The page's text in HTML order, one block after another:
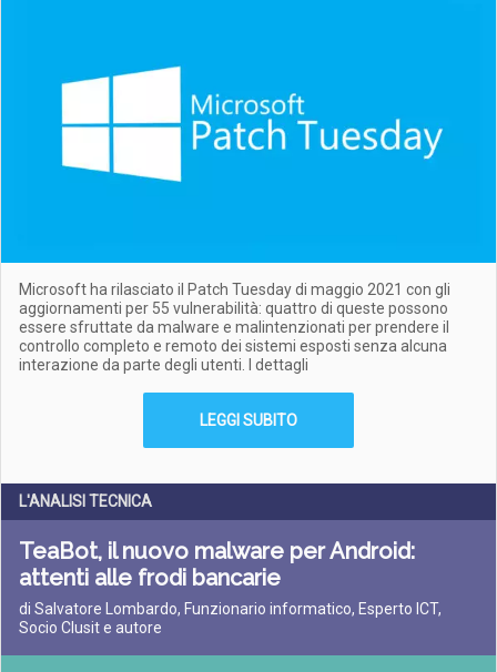
Microsoft ha rilasciato il Patch Tuesday di maggio 2021 con gli
aggiornamenti per 55 vulnerabilità: quattro di queste possono
essere sfruttate da malware e malintenzionati per prendere il
controllo completo e remoto dei sistemi esposti senza alcuna
interazione da parte degli utenti. I dettagli
LEGGI SUBITO
L'ANALISI TECNICA
TeaBot, il nuovo malware per Android:
attenti alle frodi bancarie
di Salvatore Lombardo, Funzionario informatico, Esperto ICT,
Socio Clusit e autore